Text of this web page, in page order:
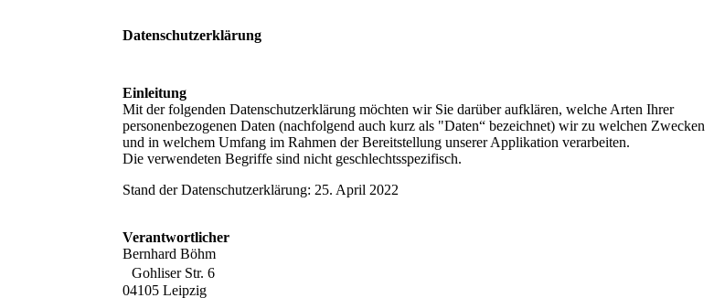
Datenschutzerklärung
Einleitung
Mit der folgenden Datenschutzerklärung möchten wir Sie darüber aufklären, welche Arten Ihrer
personenbezogenen Daten (nachfolgend auch kurz als "Daten“ bezeichnet) wir zu welchen Zwecken
und in welchem Umfang im Rahmen der Bereitstellung unserer Applikation verarbeiten.
Die verwendeten Begriffe sind nicht geschlechtsspezifisch.
Stand der Datenschutzerklärung: 25. April 2022
Verantwortlicher
Bernhard Böhm
Gohliser Str. 6
04105 Leipzig